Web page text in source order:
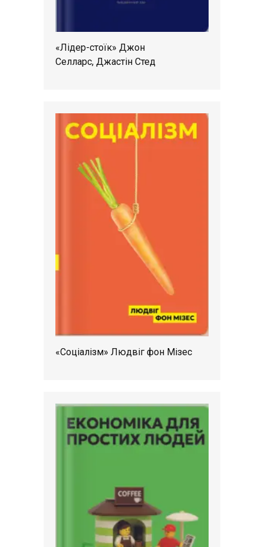
«Лідер-стоїк» Джон
Селларс, Джастін Стед
«Соціалізм» Людвіг фон Мізес